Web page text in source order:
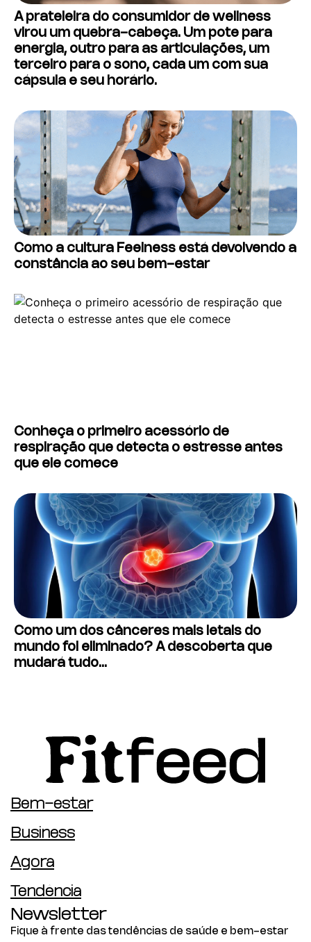
A prateleira do consumidor de wellness
virou um quebra-cabeça. Um pote para
energia, outro para as articulações, um
terceiro para o sono, cada um com sua
cápsula e seu horário.
Como a cultura Feelness está devolvendo a
constância ao seu bem-estar
Conheça o primeiro acessório de
respiração que detecta o estresse antes
que ele comece
Como um dos cânceres mais letais do
mundo foi eliminado? A descoberta que
mudará tudo…
Bem-estar
Business
Agora
Tendência
Newsletter
Fique à frente das tendências de saúde e bem-estar